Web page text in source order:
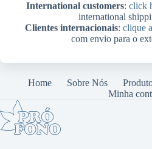
International customers: click
international
Clientes internacionais: clique
com envio para o
Home Sobre Nós
Minha